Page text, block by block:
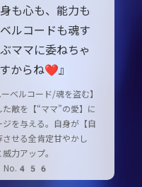
も心も、能力も
ルコードも魂す
ママに委ねちゃ
からね❤』
ベルコード/魂を盗む】
敵を【“ママ”の愛】に
を与える。自身が【自
させる全肯定甘やかし
力アップ。
No.456